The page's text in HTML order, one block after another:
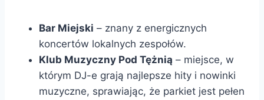
Bar Miejski – znany z energicznych
koncertów lokalnych zespołów.
Klub Muzyczny Pod Tężnią – miejsce, w
którym DJ-e grają najlepsze hity i nowinki
muzyczne, sprawiając, że parkiet jest pełen